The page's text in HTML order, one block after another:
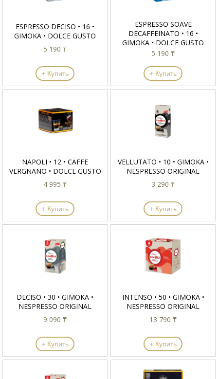
ESPRESSO DECISO • 16 •
GIMOKA • DOLCE GUSTO
5 190 ₸
+ Купить
ESPRESSO SOAVE
DECAFFEINATO • 16 •
GIMOKA • DOLCE GUSTO
5 190 ₸
+ Купить
NAPOLI • 12 • CAFFE
VERGNANO • DOLCE GUSTO
4 995 ₸
+ Купить
VELLUTATO • 10 • GIMOKA •
NESPRESSO ORIGINAL
3 290 ₸
+ Купить
DECISO • 30 • GIMOKA •
NESPRESSO ORIGINAL
9 090 ₸
+ Купить
INTENSO • 50 • GIMOKA •
NESPRESSO ORIGINAL
13 790 ₸
+ Купить